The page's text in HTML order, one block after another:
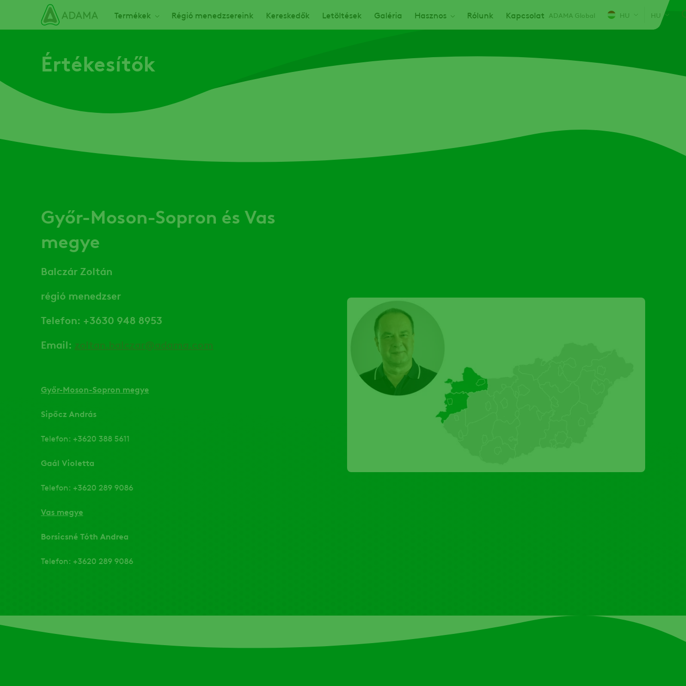
tartalomra
Main navigation
Termékek Régió menedzsereink Kereskedők Letöltések Galéria Hasznos Rólunk Kapcsolat ADAMA Global HU HU
Értékesítők
Győr-Moson-Sopron és Vas
megye
Balczár Zoltán
régió menedzser
Telefon: +3630 948 8953
Email: zoltan.balczar@adama.com
Győr-Moson-Sopron megye
Sipőcz András
Telefon: +3620 388 5611
Gaál Violetta
Telefon: +3620 289 9086
Vas megye
Borsicsné Tóth Andrea
Telefon: +3620 289 9086